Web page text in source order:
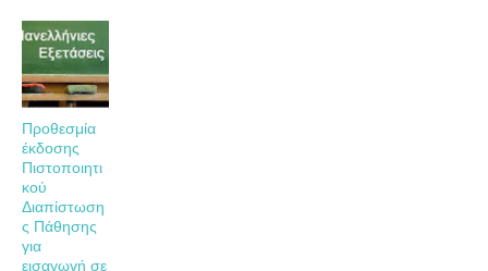
Προθεσμία
έκδοσης
Πιστοποιητι
κού
Διαπίστωση
ς Πάθησης
για
εισαγωγή σε